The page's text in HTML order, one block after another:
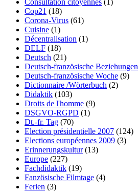
Consultation citoyennes (1)
Cop21 (18)
Corona-Virus (61)
Cuisine (1)
Décentralisation (1)
DELF (18)
Deutsch (21)
Deutsch-französische Beziehungen
Deutsch-französische Woche (9)
Dictionnaire /Wörterbuch (2)
Didaktik (103)
Droits de l'homme (9)
DSGVO-RGPD (1)
Dt.-fr. Tag (70)
Election présidentielle 2007 (124)
Elections européennes 2009 (3)
Erinnerungskultur(13)
Europe (227)
Fachdidaktik (19)
Fanzösische Filmtage (4)
Ferien (3)